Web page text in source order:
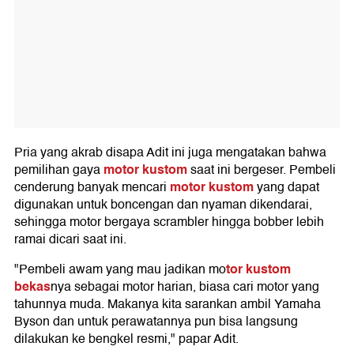
Pria yang akrab disapa Adit ini juga mengatakan bahwa
pemilihan gayamotor kustomsaat ini bergeser. Pembeli
cenderung banyak mencari motor kustomyang dapat
digunakan untuk boncengan dan nyaman dikendarai,
sehingga motor bergaya scrambler hingga bobber lebih
ramai dicari saat ini.
"Pembeli awam yang mau jadikan motor kustom
bekasnya sebagai motor harian, biasa cari motor yang
tahunnya muda. Makanya kita sarankan ambil Yamaha
Byson dan untuk perawatannya pun bisa langsung
dilakukan ke bengkel resmi," papar Adit.